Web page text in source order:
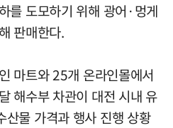
를 도모하기 위해 광어·멍게
판매한다.
마트와 25개 온라인몰에서
해수부 차관이 대전 시내 유
산물 가격과 행사 진행 상황